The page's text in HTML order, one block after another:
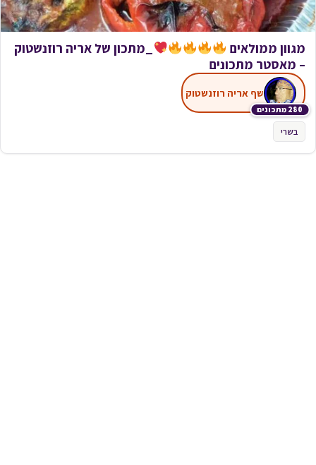
מגוון ממולאים
_מתכון של אריה רוזנשטוק
– מאסטר מתכונים
280 מתכונים
שף אריה רוזנשטוק
בשרי